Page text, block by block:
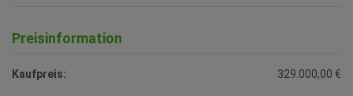
Preisinformation
Kaufpreis: 329.000,00 €